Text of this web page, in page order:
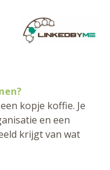
kopje koffie. Je
en een
krijgt van wat